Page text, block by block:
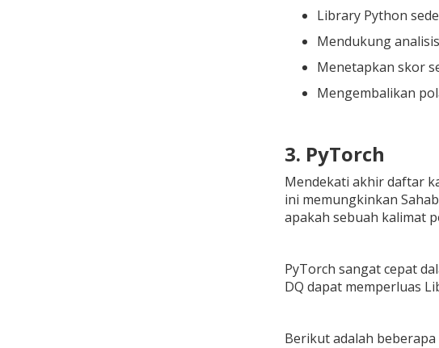
Library Python
Mendukung
Menetapkan skor
Mengembalikan
3. PyTorch
Mendekati akhir daftar
ini memungkinkan
apakah sebuah kalimat
PyTorch sangat cepat
DQ dapat memperluas
Berikut adalah